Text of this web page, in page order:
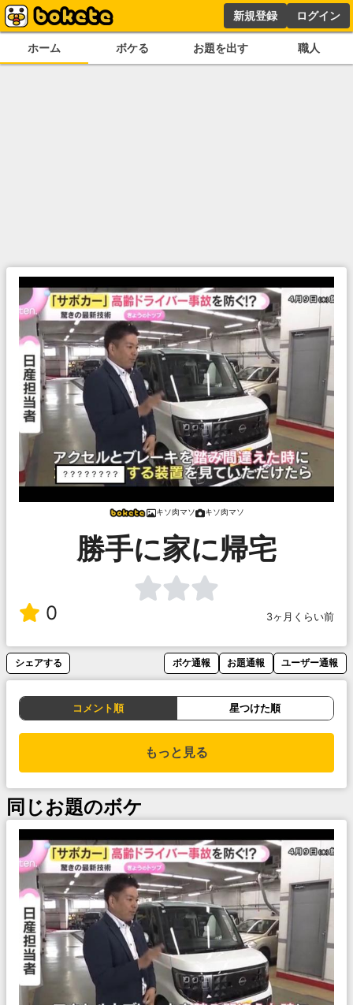
新規登録 ログイン
ホーム ボケる お題を出す 職人
キソ肉マソ キソ肉マソ
勝手に家に帰宅
0 3ヶ月くらい前
シェアする ボケ通報 お題通報 ユーザー通報
コメント順 星つけた順
もっと見る
同じお題のボケ